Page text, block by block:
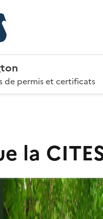
de permis et certificats
la